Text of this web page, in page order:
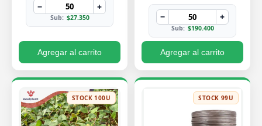
− +
Sub: $27.350
Agregar al carrito
− +
Sub: $190.400
Agregar al carrito
STOCK 100U STOCK 99U